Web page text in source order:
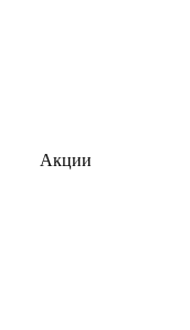
Акции